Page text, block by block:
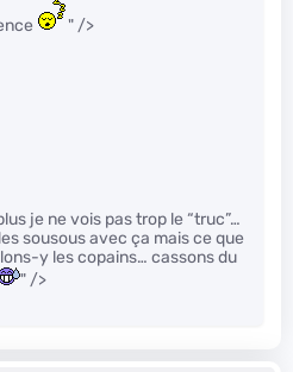
" />
je ne vois pas trop le “truc”…
sousous avec ça mais ce que
y les copains… cassons du
" />